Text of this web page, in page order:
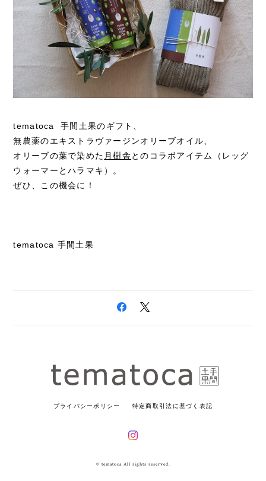
tematoca 手間土果のギフト、
無農薬のエキストラヴァージンオリーブオイル、
オリーブの葉で染めた 月樹舎 とのコラボアイテム（レッグ
ウォーマーとハラマキ）。
ぜひ、この機会に！
tematoca 手間土果
プライバシーポリシー 特定商取引法に基づく表記
© tematoca All rights reserved.